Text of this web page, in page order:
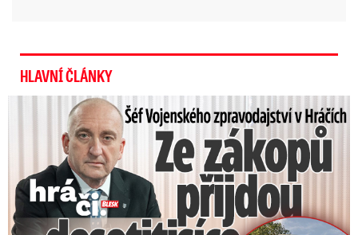
HLAVNÍ ČLÁNKY
Šéf Vojenského zpravodajství: Přijdou desetitisíce Ukrajinců